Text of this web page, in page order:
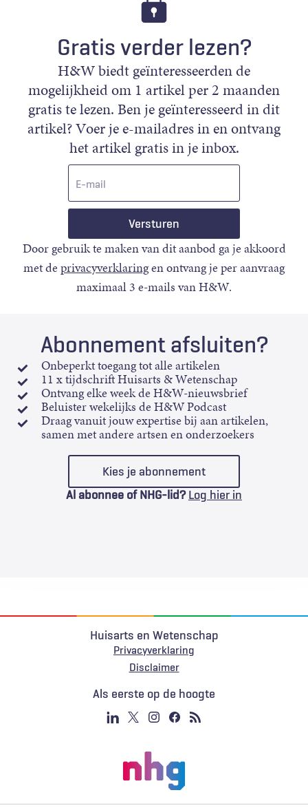
Gratis verder lezen?
H&W biedt geïnteresseerden de
mogelijkheid om 1 artikel per 2 maanden
gratis te lezen. Ben je geïnteresseerd in dit
artikel? Voer je e-mailadres in en ontvang
het artikel gratis in je inbox.
Door gebruik te maken van dit aanbod ga je akkoord
met deprivacyverklaringen ontvang je per aanvraag
maximaal 3 e-mails van H&W.
Abonnement afsluiten?
Onbeperkt toegang tot alle artikelen
11 x tijdschrift Huisarts & Wetenschap
Ontvang elke week de H&W-nieuwsbrief
Beluister wekelijks de H&W Podcast
Draag vanuit jouw expertise bij aan artikelen,
samen met andere artsen en onderzoekers
Kies je abonnement
Al abonnee of NHG-lid? Log hier in
Huisarts en Wetenschap
Privacyverklaring
Voet
Disclaimer
Als eerste op de hoogte